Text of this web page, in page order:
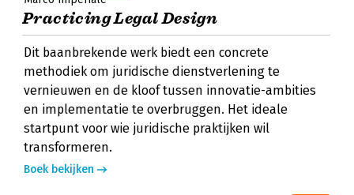
Practicing Legal Design
Dit baanbrekende werk biedt een concrete
methodiek om juridische dienstverlening te
vernieuwen en de kloof tussen innovatie-ambities
en implementatie te overbruggen. Het ideale
startpunt voor wie juridische praktijken wil
transformeren.
Boek bekijken